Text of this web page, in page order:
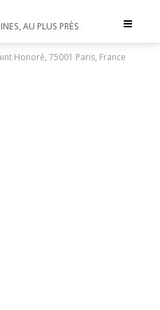
Toggle
AU PLUS PRÈS
Honoré, 75001 Paris, France